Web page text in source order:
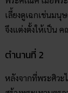
เลี้ยงดูเฉกเช่นมนุ
จึงแต่งตั้งให้เป็น
ตำนานที่ 2
หลังจากที่พระศิวะ